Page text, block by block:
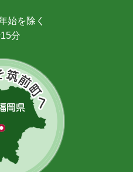
始を除く
分